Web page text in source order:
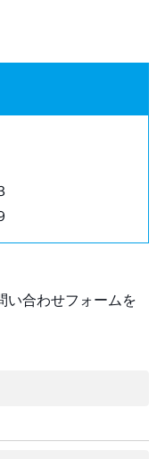
い合わせフォームを